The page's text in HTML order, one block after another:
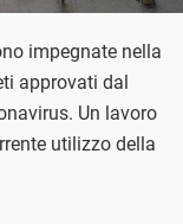
impegnate nella
approvati dal
Un lavoro
utilizzo della